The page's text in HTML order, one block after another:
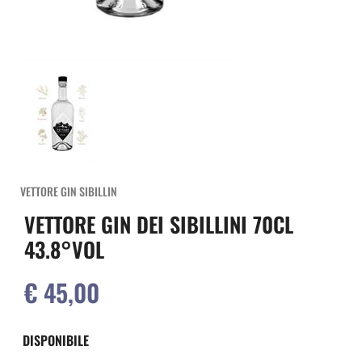
VETTORE GIN SIBILLIN
VETTORE GIN DEI SIBILLINI 70CL
43.8°VOL
€ 45,00
DISPONIBILE